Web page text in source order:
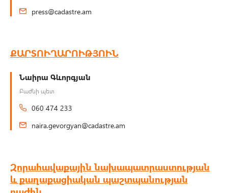
press@cadastre.am
ՔԱՐՏՈՒՂԱՐՈՒԹՅՈՒՆ
Նաիրա Գևորգյան
Բաժնի պետ
060 474 233
naira.gevorgyan@cadastre.am
Զորահավաքային նախապատրաստության
և քաղաքացիական պաշտպանության